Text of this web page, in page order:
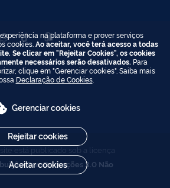
está publicado sob a licença
SemDerivações 3.0 Não
na plataforma e prover serviços
cookies. Ao aceitar, você terá acesso a todas
Se clicar em "Rejeitar Cookies", os cookies
necessários serão desativados. Para
clique em "Gerenciar cookies". Saiba mais
Declaração de Cookies.
Gerenciar cookies
Rejeitar cookies
Aceitar cookies